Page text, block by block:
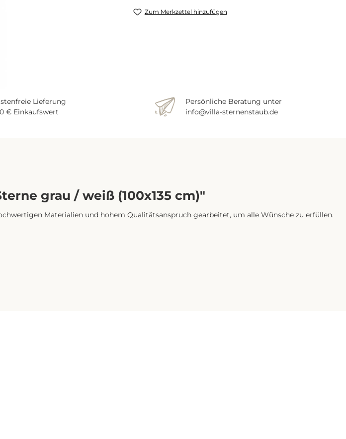
Zum Merkzettel hinzufügen
Lieferung
€ Einkaufswert
Persönliche Beratung unter
info@villa-sternenstaub.de
grau / weiß (100x135 cm)"
Materialien und hohem Qualitätsanspruch gearbeitet, um alle Wünsche zu erfüllen.